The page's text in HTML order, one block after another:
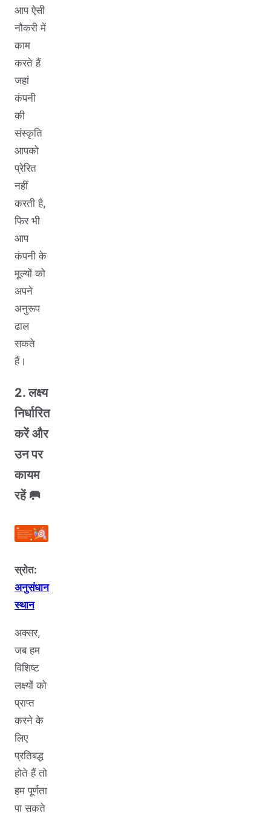
आप ऐसी
नौकरी में
काम
करते हैं
जहां
कंपनी
की
संस्कृति
आपको
प्रेरित
नहीं
करती है,
फिर भी
आप
कंपनी के
मूल्यों को
अपने
अनुरूप
ढाल
सकते
हैं।
2. लक्ष्य
निर्धारित
करें और
उन पर
कायम
रहें 🥅
स्रोत:
अनुसंधान
स्थान
अक्सर,
जब हम
विशिष्ट
लक्ष्यों को
प्राप्त
करने के
लिए
प्रतिबद्ध
होते हैं तो
हम पूर्णता
पा सकते